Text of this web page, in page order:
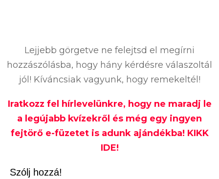
Lejjebb görgetve ne felejtsd el megírni
hozzászólásba, hogy hány kérdésre válaszoltál
jól! Kíváncsiak vagyunk, hogy remekeltél!
Iratkozz fel hírlevelünkre, hogy ne maradj le
a legújabb kvízekről és még egy ingyen
fejtörő e-füzetet is adunk ajándékba! KIKK
IDE!
Szólj hozzá!